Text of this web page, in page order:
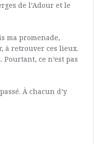
de l’Adour et le
ma promenade,
à retrouver ces lieux.
ce n’est pas
À chacun d’y